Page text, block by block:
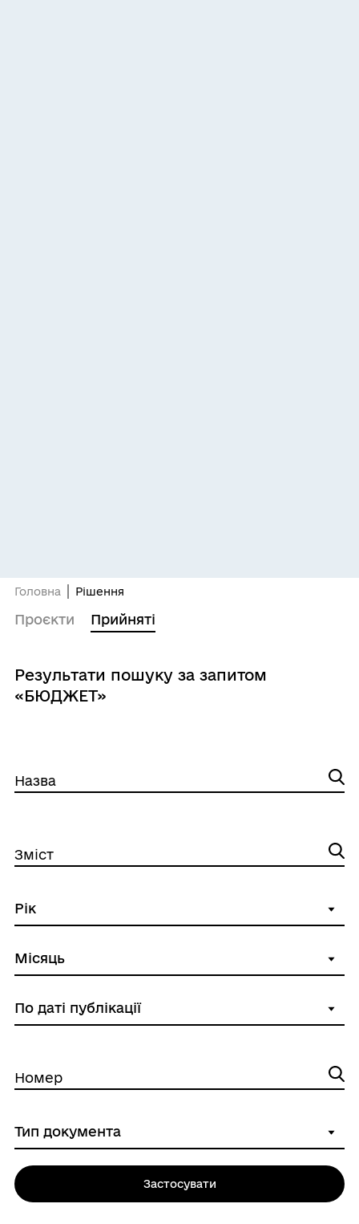
Головна Рішення
Проєкти Прийняті
Результати пошуку за запитом
«БЮДЖЕТ»
Назва
Зміст
Номер
Застосувати